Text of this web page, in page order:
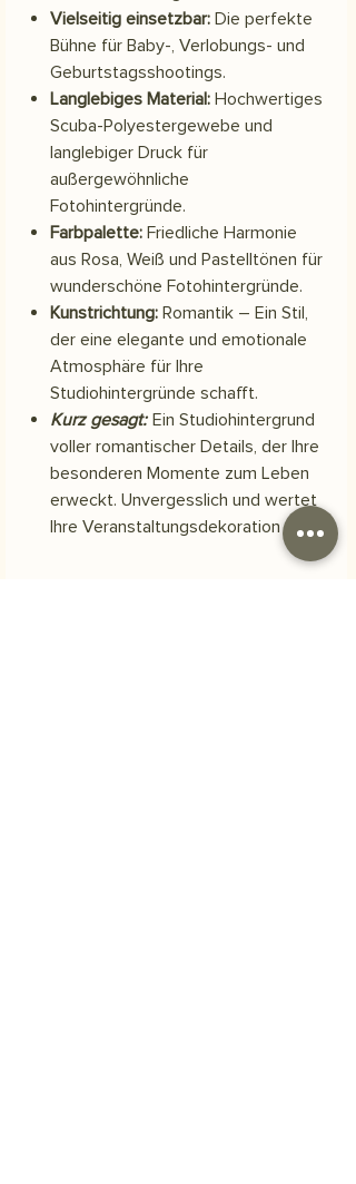
Vielseitig einsetzbar: Die perfekte
Bühne für Baby-, Verlobungs- und
Geburtstagsshootings.
Langlebiges Material: Hochwertiges
Scuba-Polyestergewebe und
langlebiger Druck für
außergewöhnliche
Fotohintergründe.
Farbpalette: Friedliche Harmonie
aus Rosa, Weiß und Pastelltönen für
wunderschöne Fotohintergründe.
Kunstrichtung: Romantik – Ein Stil,
der eine elegante und emotionale
Atmosphäre für Ihre
Studiohintergründe schafft.
Kurz gesagt: Ein Studiohintergrund
voller romantischer Details, der Ihre
besonderen Momente zum Leben
erweckt. Unvergesslich und wertet
Ihre Veranstaltungsdekoration auf.